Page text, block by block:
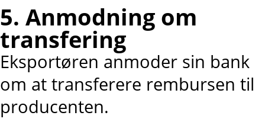
5. Anmodning om
transfering
Eksportøren anmoder sin bank
om at transferere rembursen til
producenten.